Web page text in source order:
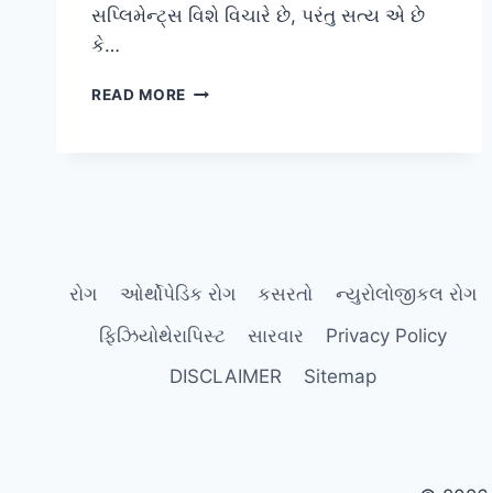
સપ્લિમેન્ટ્સ વિશે વિચારે છે, પરંતુ સત્ય એ છે
કે…
READ MORE રોજિંદા
જાળવવા
મજબૂત
કરવા
રોગ ઓર્થોપેડિક રોગ કસરતો
ન્યુરોલોજીકલ રોગ
ફિઝિયોથેરાપિસ્ટ
સારવાર
Privacy Policy
DISCLAIMER
Sitemap